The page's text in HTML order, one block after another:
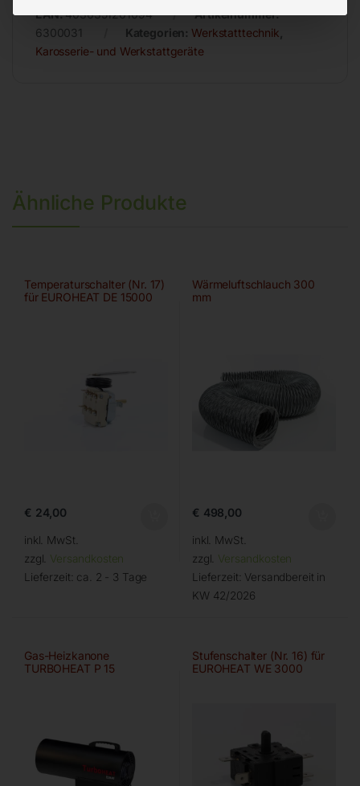
EAN:4036351261094
Artikelnummer:
6300031
Kategorien: Werkstatttechnik
Karosserie- und Werkstattgeräte
Ähnliche Produkte
Temperaturschalter (Nr. 17)
für EUROHEAT DE 15000
€ 24,00
inkl. MwSt.
zzgl. Versandkosten
Lieferzeit: ca. 2 - 3 Tage
Wärmeluftschlauch 300
mm
€ 498,00
inkl. MwSt.
zzgl. Versandkosten
Lieferzeit: Versandbereit in
KW 42/2026
Gas-Heizkanone
TURBOHEAT P 15
Stufenschalter (Nr. 16) für
EUROHEAT WE 3000